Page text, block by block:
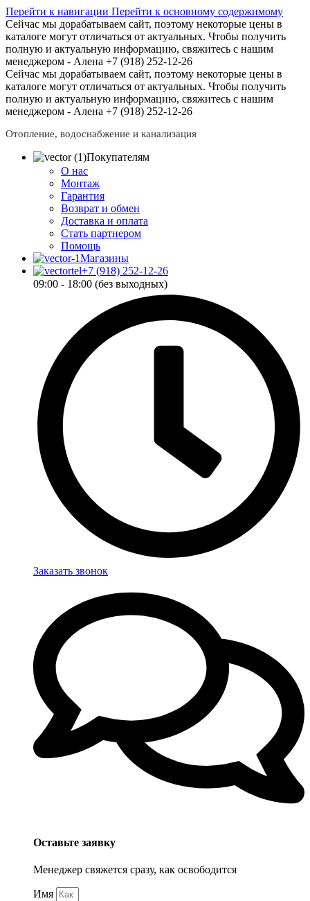
Перейти к навигации Перейти к основному содержимому
Сейчас мы дорабатываем сайт, поэтому некоторые цены в
каталоге могут отличаться от актуальных. Чтобы получить
полную и актуальную информацию, свяжитесь с нашим
менеджером - Алена +7 (918) 252-12-26
Сейчас мы дорабатываем сайт, поэтому некоторые цены в
каталоге могут отличаться от актуальных. Чтобы получить
полную и актуальную информацию, свяжитесь с нашим
менеджером - Алена +7 (918) 252-12-26
Отопление, водоснабжение и канализация
Покупателям
О нас
Монтаж
Гарантия
Возврат и обмен
Доставка и оплата
Стать партнером
Помощь
Магазины
+7 (918) 252-12-26
09:00 - 18:00 (без выходных)
Заказать звонок
Оставьте заявку
Менеджер свяжется сразу, как освободится
Имя